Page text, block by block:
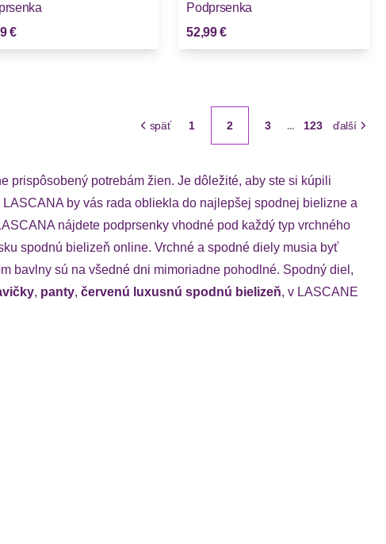
€
Podprsenka
52,99 €
späť 1 2 3 ... 123 ďalší
prispôsobený potrebám žien. Je dôležité, aby ste si kúpili
by vás rada obliekla do najlepšej spodnej bielizne a
nájdete podprsenky vhodné pod každý typ vrchného
spodnú bielizeň online. Vrchné a spodné diely musia byť
bavlny sú na všedné dni mimoriadne pohodlné. Spodný diel,
, panty, červenú luxusnú spodnú bielizeň, v LASCANE